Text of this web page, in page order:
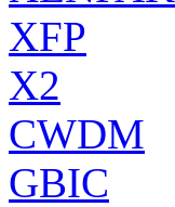
XFP
X2
CWDM
GBIC